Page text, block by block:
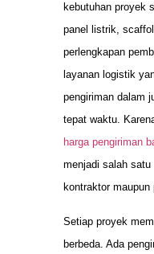
kebutuhan proyek
panel listrik,
perlengkapan
layanan logistik
pengiriman dalam
tepat waktu.
harga pengiriman
menjadi salah
kontraktor
Setiap proyek
berbeda. Ada